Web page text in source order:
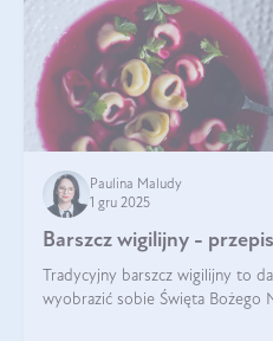
Paulina Maludy
1 gru 2025
Barszcz wigilijny -
Tradycyjny barszcz wigilijny to
wyobrazić sobie Święta Bożego